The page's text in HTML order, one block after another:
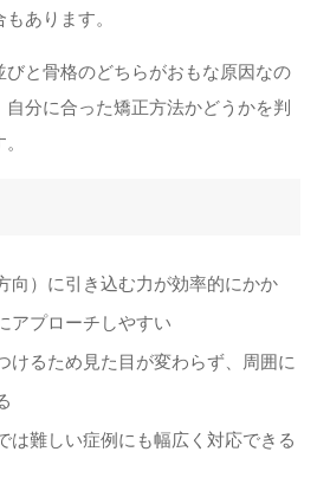
あります。
びと骨格のどちらがおもな原因なの
分に合った矯正方法かどうかを判
向）に引き込む力が効率的にかか
アプローチしやすい
けるため見た目が変わらず、周囲に
は難しい症例にも幅広く対応できる